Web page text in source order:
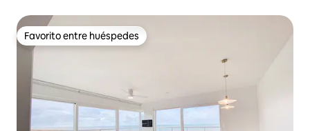
Favorito entre huéspedes
Favorito entre huéspedes